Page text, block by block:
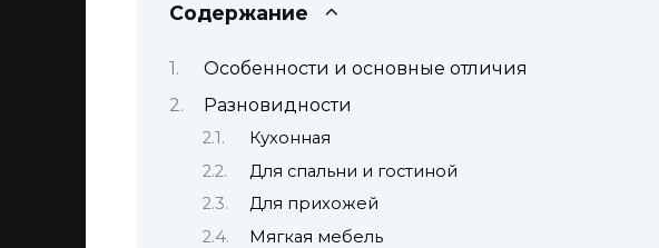
Содержание
Особенности и основные отличия
Разновидности
Кухонная
Для спальни и гостиной
Для прихожей
Мягкая мебель